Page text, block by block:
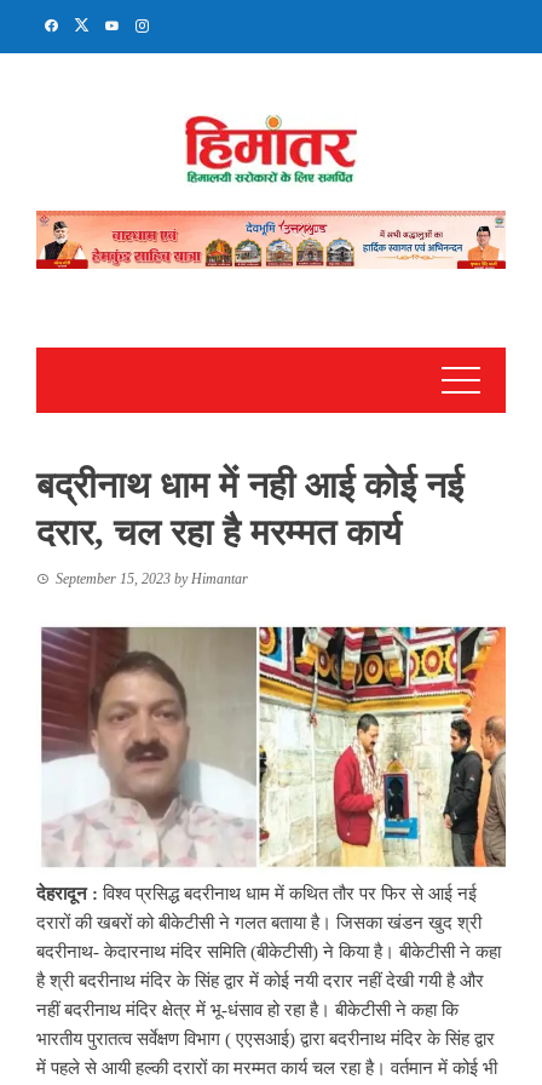
बद्रीनाथ धाम में नही आई कोई नई
दरार, चल रहा है मरम्मत कार्य
September 15, 2023 byHimantar
देहरादून :विश्व प्रसिद्ध बदरीनाथ धाम में कथित तौर पर फिर से आई नई
दरारों की खबरों को बीकेटीसी ने गलत बताया है। जिसका खंडन खुद श्री
बदरीनाथ- केदारनाथ मंदिर समिति (बीकेटीसी) ने किया है। बीकेटीसी ने कहा
है श्री बदरीनाथ मंदिर के सिंह द्वार में कोई नयी दरार नहीं देखी गयी है और
नहीं बदरीनाथ मंदिर क्षेत्र में भू-धंसाव हो रहा है। बीकेटीसी ने कहा कि
भारतीय पुरातत्व सर्वेक्षण विभाग ( एएसआई) द्वारा बदरीनाथ मंदिर के सिंह द्वार
में पहले से आयी हल्की दरारों का मरम्मत कार्य चल रहा है। वर्तमान में कोई भी